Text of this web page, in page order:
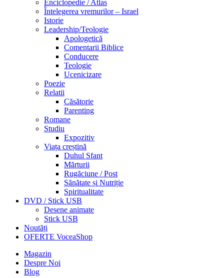
Enciclopedie / Atlas
Întelegerea vremurilor – Israel
Istorie
Leadership/Teologie
Apologetică
Comentarii Biblice
Conducere
Teologie
Ucenicizare
Poezie
Relatii
Căsătorie
Parenting
Romane
Studiu
Expozitiv
Viața creștină
Duhul Sfant
Mărturii
Rugăciune / Post
Sănătate și Nutriție
Spiritualitate
DVD / Stick USB
Desene animate
Stick USB
Noutăți
OFERTE VoceaShop
Magazin
Despre Noi
Blog